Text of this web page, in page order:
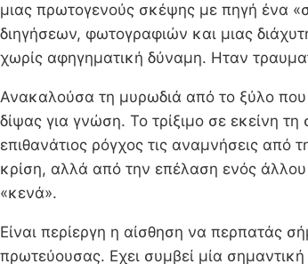
μιας πρωτογενούς σκέψης με πηγή ένα
διηγήσεων, φωτογραφιών και μιας
χωρίς αφηγηματική δύναμη. Ηταν
Ανακαλούσα τη μυρωδιά από το ξύλο που
δίψας για γνώση. Το τρίξιμο σε εκείνη
επιθανάτιος ρόγχος τις αναμνήσεις
κρίση, αλλά από την επέλαση ενός
«κενά».
Είναι περίεργη η αίσθηση να περπατάς
πρωτεύουσας. Εχει συμβεί μία σημαντική